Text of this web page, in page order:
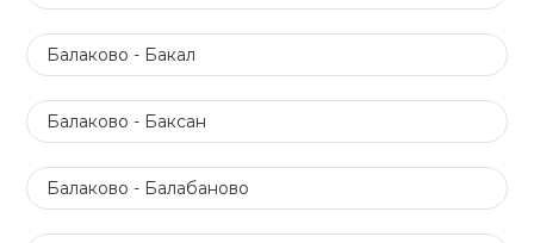
Балаково - Бакал
Балаково - Баксан
Балаково - Балабаново